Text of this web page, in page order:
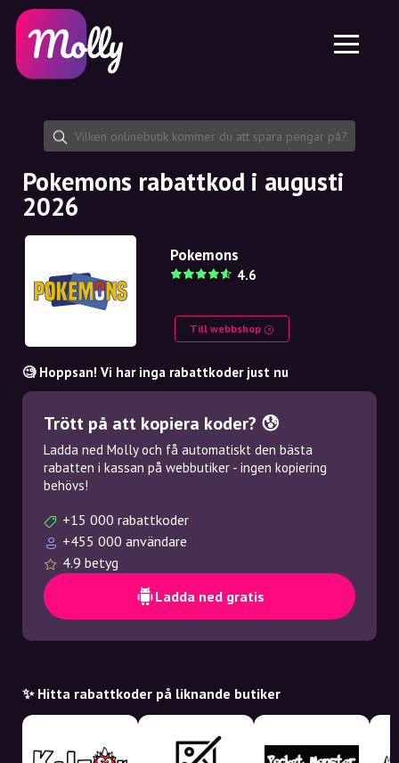
Hudvård
Hårvård
Dela rabattkod
Funktioner
Jobb
Om oss
Samarbete
Plattform
Molly till iPhone och iPad
Molly till Android
SE
EN
NO
NL
Pokemons rabattkod i augusti
2026
Pokemons
4.6
Till webbshop
🧐 Hoppsan! Vi har inga rabattkoder just nu
Trött på att kopiera koder? 😰
Ladda ned Molly och få automatiskt den bästa
rabatten i kassan på webbutiker - ingen kopiering
behövs!
+15 000 rabattkoder
+455 000 användare
4.9 betyg
Ladda ned gratis
✨ Hitta rabattkoder på liknande butiker